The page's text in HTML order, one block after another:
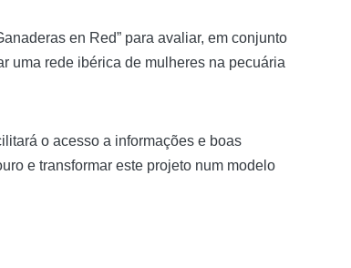
en Red” para avaliar, em conjunto
uma rede ibérica de mulheres na pecuária
o acesso a informações e boas
e transformar este projeto num modelo